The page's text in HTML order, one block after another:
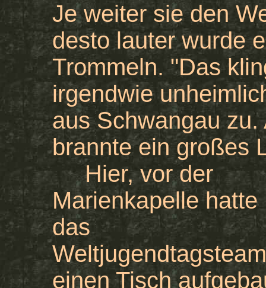
Je weiter sie den
desto lauter wurde
Trommeln. "Das
irgendwie
aus Schwangau
brannte ein großes
Hier, vor der
Marienkapelle hatte
das
Weltjugendtagsteam
einen Tisch